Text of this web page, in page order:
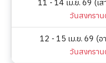
11 - 14 เม.ย. 69 (เส
วันสงกรา
12 - 15 เม.ย. 69 (อ
วันสงกรา